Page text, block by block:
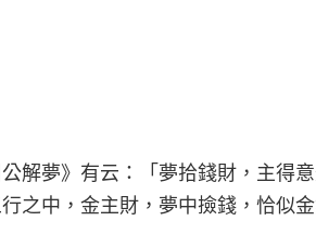
解夢》有云：「夢拾錢財，主得
之中，金主財，夢中撿錢，恰似